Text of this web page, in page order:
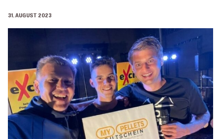
31. AUGUST 2023